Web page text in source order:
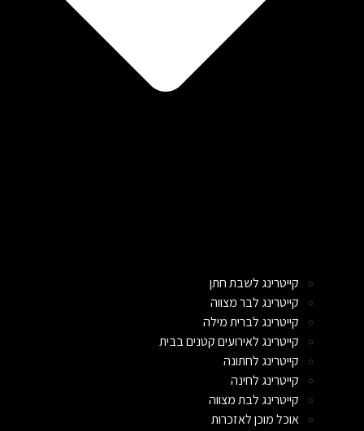
קייטרינג לשבת חתן
קייטרינג לבר מצווה
קייטרינג לברית מילה
קייטרינג לאירועים קטנים בבית
קייטרינג לחתונה
קייטרינג לחינה
קייטרינג לבת מצווה
אוכל מוכן לאזכרות